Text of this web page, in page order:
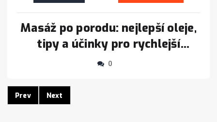
Masáž po porodu: nejlepší oleje,
tipy a účinky pro rychlejší
regeneraci
0
Prev Next